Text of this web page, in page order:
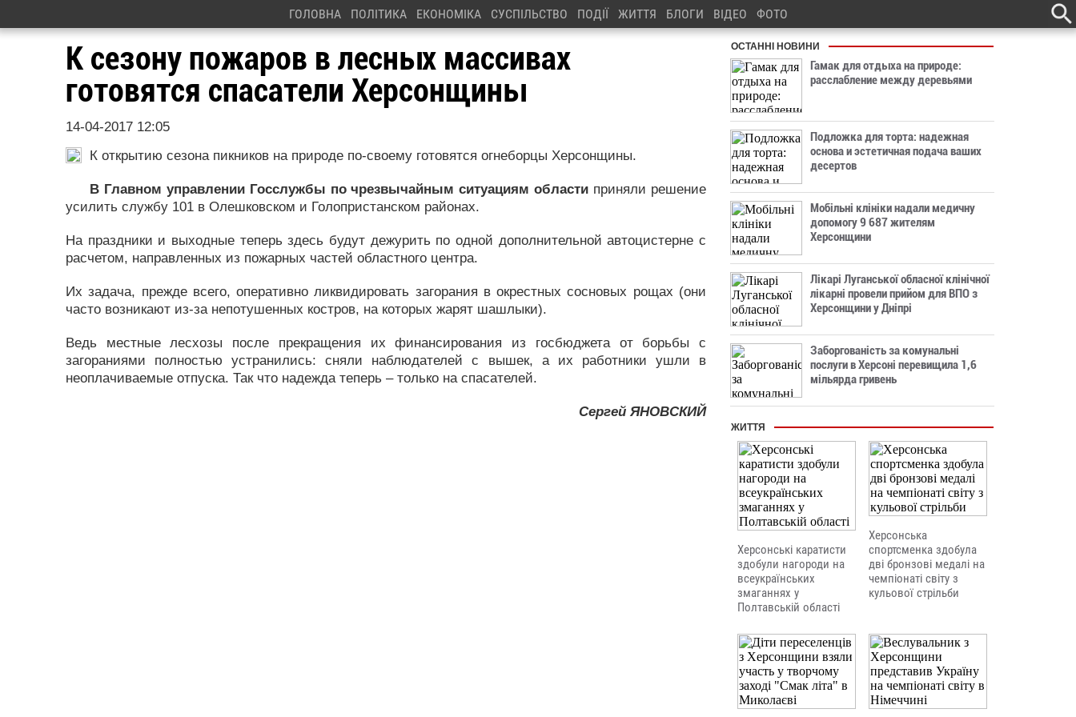
ГОЛОВНА ПОЛІТИКА ЕКОНОМІКА СУСПІЛЬСТВО ПОДІЇ ЖИТТЯ БЛОГИ ВІДЕО ФОТО
К сезону пожаров в лесных массивах
готовятся спасатели Херсонщины
14-04-2017 12:05
К открытию сезона пикников на природе по-своему готовятся огнеборцы Херсонщины.
В Главном управлении Госслужбы по чрезвычайным ситуациям области приняли решение
усилить службу 101 в Олешковском и Голопристанском районах.
На праздники и выходные теперь здесь будут дежурить по одной дополнительной автоцистерне с
расчетом, направленных из пожарных частей областного центра.
Их задача, прежде всего, оперативно ликвидировать загорания в окрестных сосновых рощах (они
часто возникают из-за непотушенных костров, на которых жарят шашлыки).
Ведь местные лесхозы после прекращения их финансирования из госбюджета от борьбы с
загораниями полностью устранились: сняли наблюдателей с вышек, а их работники ушли в
неоплачиваемые отпуска. Так что надежда теперь – только на спасателей.
Сергей ЯНОВСКИЙ
ОСТАННІ НОВИНИ
Гамак для отдыха на природе:
расслабление между деревьями
Подложка для торта: надежная
основа и эстетичная подача ваших
десертов
Мобільні клініки надали медичну
допомогу 9 687 жителям
Херсонщини
Лікарі Луганської обласної клінічної
лікарні провели прийом для ВПО з
Херсонщини у Дніпрі
Заборгованість за комунальні
послуги в Херсоні перевищила 1,6
мільярда гривень
ЖИТТЯ
Херсонські каратисти
здобули нагороди на
всеукраїнських
змаганнях у
Полтавській області
Херсонська
спортсменка здобула
дві бронзові медалі на
чемпіонаті світу з
кульової стрільби